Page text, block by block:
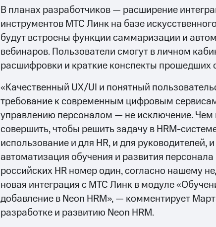
В планах разработчиков — расширение
инструментов МТС Линк на базе
будут встроены функции саммаризации и
вебинаров. Пользователи смогут в личном
расшифровки и краткие конспекты прошедших
«Качественный UX/UI и понятный
требование к современным цифровым
управлению персоналом — не исключение.
совершить, чтобы решить задачу в HRM-
использование и для HR, и для руководителей,
автоматизация обучения и развития
российских HR номер один, согласно нашему
новая интеграция с МТС Линк в модуле
добавление в Neon HRM», — комментирует
разработке и развитию Neon HRM.